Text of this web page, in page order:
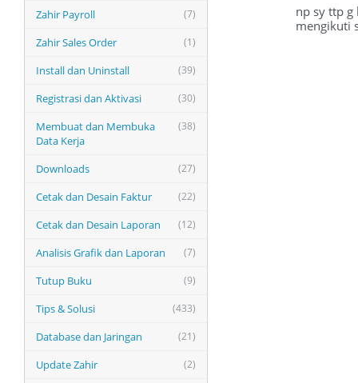
(7)
Zahir Payroll
(1)
Zahir Sales Order
(39)
Install dan Uninstall
(30)
Registrasi dan Aktivasi
(38)
Membuat dan Membuka
Data Kerja
(27)
Downloads
(22)
Cetak dan Desain Faktur
(12)
Cetak dan Desain Laporan
(7)
Analisis Grafik dan Laporan
(9)
Tutup Buku
(433)
Tips & Solusi
(21)
Database dan Jaringan
(2)
Update Zahir
np sy ttp g
mengikuti